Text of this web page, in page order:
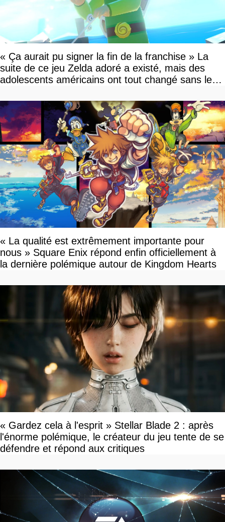
« Ça aurait pu signer la fin de la franchise » La
suite de ce jeu Zelda adoré a existé, mais des
adolescents américains ont tout changé sans le
« La qualité est extrêmement importante pour
nous » Square Enix répond enfin officiellement à
la dernière polémique autour de Kingdom Hearts
« Gardez cela à l'esprit » Stellar Blade 2 : après
l'énorme polémique, le créateur du jeu tente de se
défendre et répond aux critiques